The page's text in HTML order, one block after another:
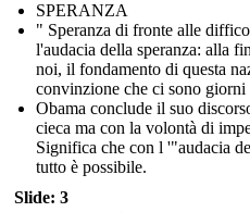
SPERANZA
" Speranza di fronte alle
l'audacia della speranza: alla
noi, il fondamento di questa
convinzione che ci sono
Obama conclude il suo
cieca ma con la volontà di
Significa che con l '"audacia
tutto è possibile.
Slide: 3